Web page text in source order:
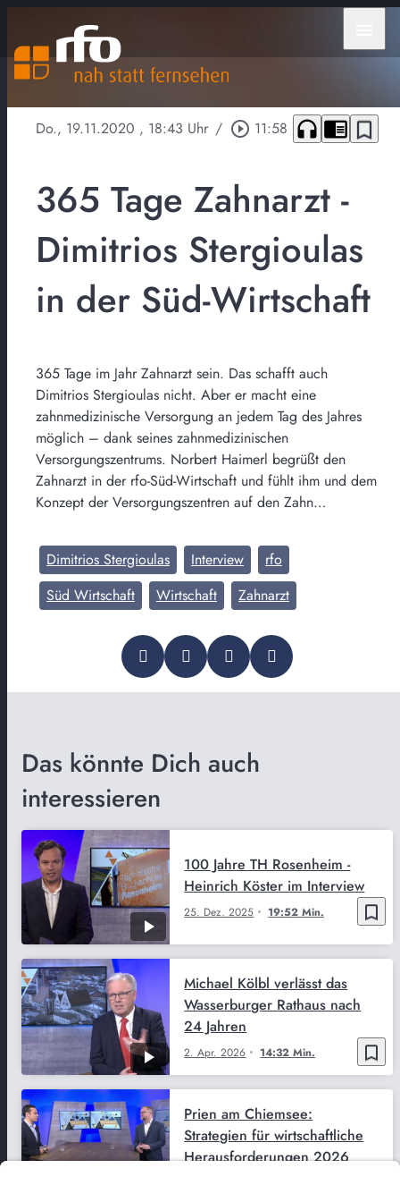
Do., 19.11.2020 , 18:43 Uhr / play_circle_outline 11:58 headphones chrome_reader_mode bookmark_border
365 Tage Zahnarzt -
Dimitrios Stergioulas
in der Süd-Wirtschaft
365 Tage im Jahr Zahnarzt sein. Das schafft auch
Dimitrios Stergioulas nicht. Aber er macht eine
zahnmedizinische Versorgung an jedem Tag des Jahres
möglich – dank seines zahnmedizinischen
Versorgungszentrums. Norbert Haimerl begrüßt den
Zahnarzt in der rfo-Süd-Wirtschaft und fühlt ihm und dem
Konzept der Versorgungszentren auf den Zahn…
Dimitrios Stergioulas Interview
rfo
Süd Wirtschaft
Wirtschaft Zahnarzt
Das könnte Dich auch
interessieren
bookmark_border
25. Dez. 2025 19:52 Min.
100 Jahre TH Rosenheim -
Heinrich Köster im Interview
bookmark_border
2. Apr. 2026 14:32 Min.
Michael Kölbl verlässt das
Wasserburger Rathaus nach
24 Jahren
Prien am Chiemsee:
Strategien für wirtschaftliche
Herausforderungen 2026